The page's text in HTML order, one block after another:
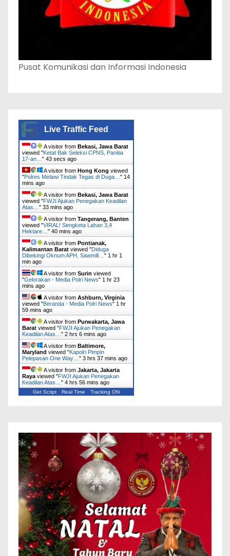
Pusat Komunikasi dan Informasi Indonesia
Live Traffic Feed
A visitor from Bekasi, Jawa Barat
viewed "Ketat Bak Seleksi CPNS, Panitia
17-an… " 45 secs ago
A visitor from Hong Kong viewed
"Polres Melawi Tindak Tegas di Duga… " 14
mins ago
A visitor from Bekasi, Jawa Barat
viewed "FWJI Ajukan Penegakan Keadilan
Atas… " 33 mins ago
A visitor from Tangerang, Banten
viewed "VIRAL! Sengketa Lahan 3,4
Hektare… " 40 mins ago
A visitor from Pontianak,
Kalimantan Barat viewed "Diduga
Dibekingi Oknum APH, Sawmill… " 1 hr 1
min ago
A visitor from Surin viewed
"Gelorakan - Media Polri News" 1 hr 23
mins ago
A visitor from Ashburn, Virginia
viewed "Beranda - Media Polri News" 1 hr
59 mins ago
A visitor from Purwakarta, Jawa
Barat viewed "FWJI Ajukan Penegakan
Keadilan Atas… " 2 hrs 6 mins ago
A visitor from Baltimore,
Maryland viewed "Kapolri Pimpin
Pelepasan One Way… " 3 hrs 37 mins ago
A visitor from Jakarta, Jakarta
Raya viewed "FWJI Ajukan Penegakan
Keadilan Atas… " 4 hrs 56 mins ago
Get Script Real Time Tracking ON